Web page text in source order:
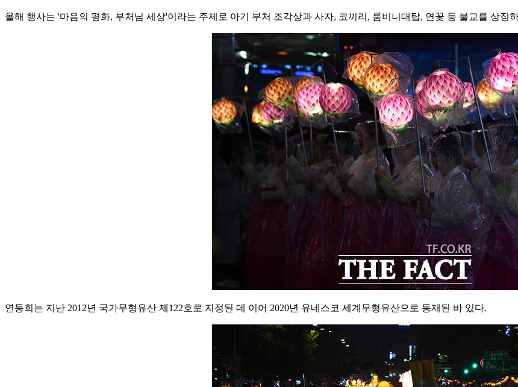
올해 행사는 '마음의 평화, 부처님 세상'이라는 주제로 아기 부처 조각상과 사자, 코끼리, 룸비니대탑, 연꽃 등 불교를 상
연등회는 지난 2012년 국가무형유산 제122호로 지정된 데 이어 2020년 유네스코 세계무형유산으로 등재된 바 있다.